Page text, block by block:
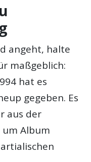
angeht, halte
maßgeblich:
hat es
gegeben. Es
aus der
um Album